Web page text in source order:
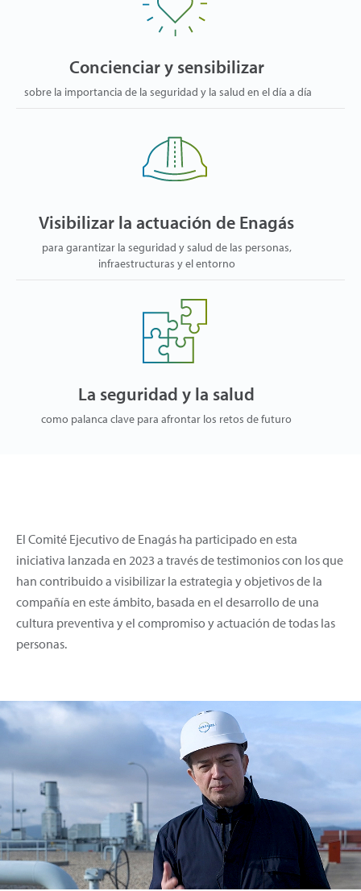
Concienciar y sensibilizar
sobre la importancia de la seguridad y la salud en el día a día
Visibilizar la actuación de Enagás
para garantizar la seguridad y salud de las personas,
infraestructuras y el entorno
La seguridad y la salud
como palanca clave para afrontar los retos de futuro
El Comité Ejecutivo de Enagás ha participado en esta
iniciativa lanzada en 2023 a través de testimonios con los que
han contribuido a visibilizar la estrategia y objetivos de la
compañía en este ámbito, basada en el desarrollo de una
cultura preventiva y el compromiso y actuación de todas las
personas.